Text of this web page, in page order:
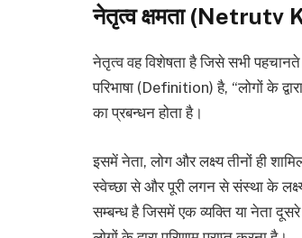
नेतृत्व क्षमता (Netrutv
नेतृत्व वह विशेषता है जिसे सभी
परिभाषा (Definition) है, “लोगों के
का प्रबन्धन होता है।
इसमें नेता, लोग और लक्ष्य तीनों ही
स्वेच्छा से और पूरी लगन से संस्था के
सम्बन्ध है जिसमें एक व्यक्ति या नेता